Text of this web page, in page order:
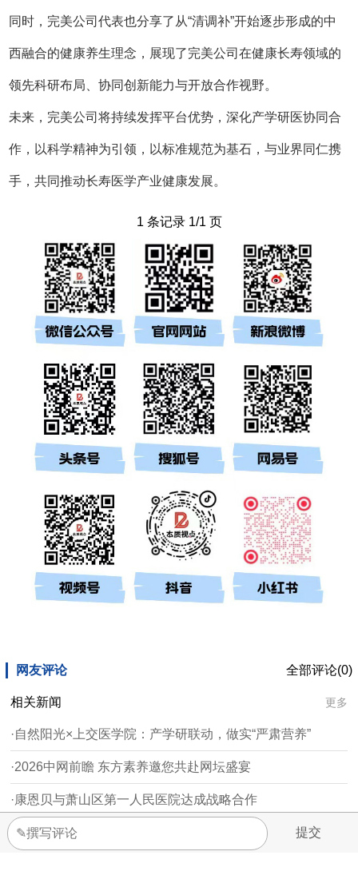
同时，完美公司代表也分享了从“清调补”开始逐步形成的中
西融合的健康养生理念，展现了完美公司在健康长寿领域的
领先科研布局、协同创新能力与开放合作视野。
未来，完美公司将持续发挥平台优势，深化产学研医协同合
作，以科学精神为引领，以标准规范为基石，与业界同仁携
手，共同推动长寿医学产业健康发展。
1 条记录 1/1 页
网友评论 全部评论(0)
相关新闻 更多
·自然阳光×上交医学院：产学研联动，做实“严肃营养”
·2026中网前瞻 东方素养邀您共赴网坛盛宴
·康恩贝与萧山区第一人民医院达成战略合作
·新时代“无龄榜样 魅力人生”活动走进朝阳